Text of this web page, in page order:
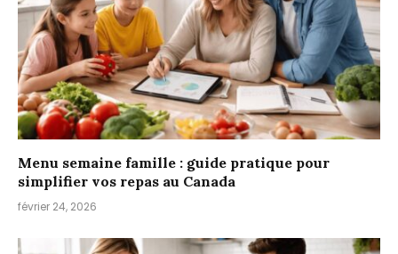
Menu semaine famille : guide pratique pour
simplifier vos repas au Canada
février 24, 2026